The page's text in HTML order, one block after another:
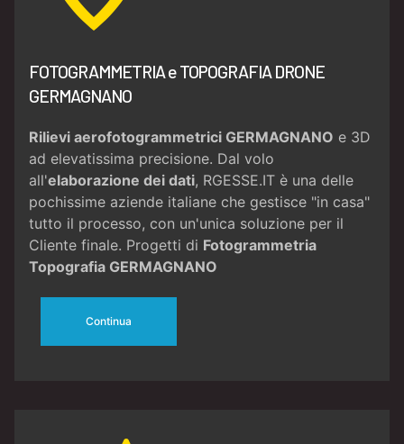
FOTOGRAMMETRIA e TOPOGRAFIA DRONE
GERMAGNANO
Rilievi aerofotogrammetrici GERMAGNANO e 3D
ad elevatissima precisione. Dal volo
all'elaborazione dei dati, RGESSE.IT è una delle
pochissime aziende italiane che gestisce "in casa"
tutto il processo, con un'unica soluzione per il
Cliente finale. Progetti di Fotogrammetria
Topografia GERMAGNANO
Continua